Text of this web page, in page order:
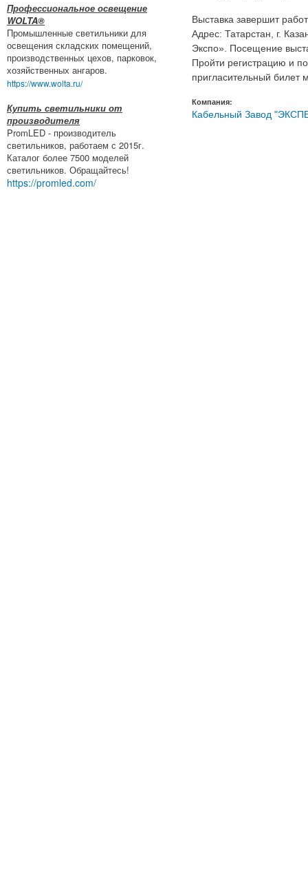
Профессиональное освещение
WOLTA®
Промышленные светильники для
освещения складских помещений,
производственных цехов, парковок,
хозяйственных ангаров.
https://www.wolta.ru/
Купить светильники от
производителя
PromLED - производитель
светильников, работаем с 2015г.
Каталог более 7500 моделей
светильников. Обращайтесь!
https://promled.com/
Выставка завершит
Адрес: Татарстан, г.
Экспо». Посещение
Пройти регистрацию и
пригласительный билет
Компания:
Кабельный Завод